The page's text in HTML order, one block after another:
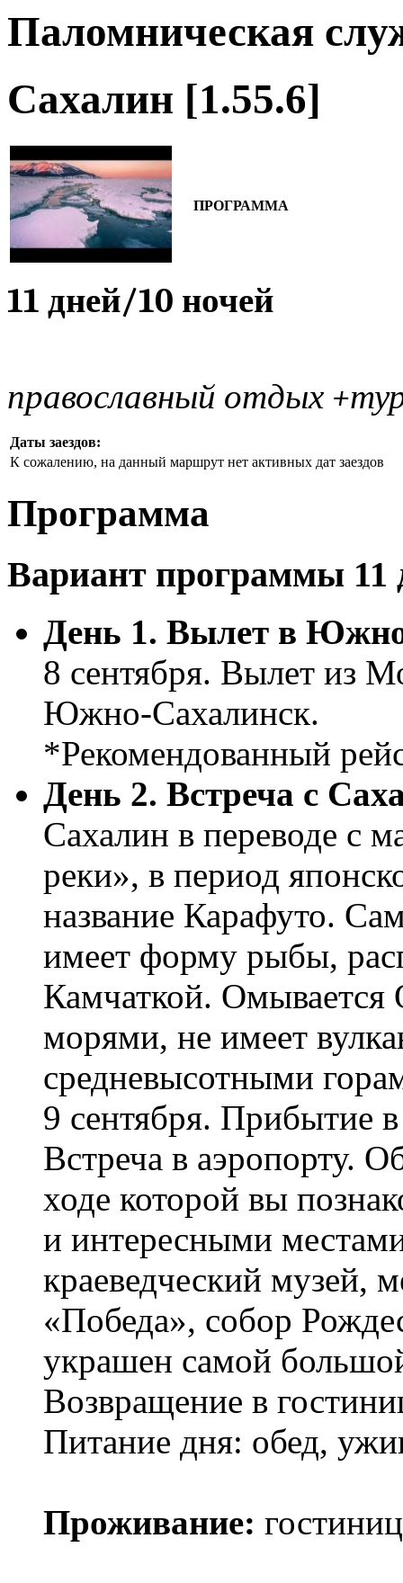
Паломническая
Сахалин [1.55.6]
11
православный отдых
Даты заездов:
К сожалению, на данный маршрут нет активных дат заездов
Программа
Вариант программы 11
День 1. Вылет в
8 сентября. Вылет из
Южно-Сахалинск.
*Рекомендованный
День 2. Встреча с
Сахалин в переводе с
реки», в период
название Карафуто.
имеет форму рыбы,
Камчаткой.
морями, не имеет
средневысотными
9 сентября. Прибытие
Встреча в аэропорту.
ходе которой вы
и интересными
краеведческий музей,
«Победа», собор
украшен самой
Возвращение в
Питание дня: обед,
Проживание: